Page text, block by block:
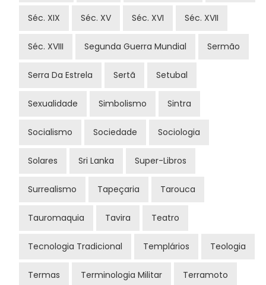
Séc. XIX Séc. XV Séc. XVI Séc. XVII
Séc. XVIII Segunda Guerra Mundial Sermão
Serra Da Estrela Sertã Setubal
Sexualidade Simbolismo Sintra
Socialismo Sociedade Sociologia
Solares Sri Lanka Super-Libros
Surrealismo Tapeçaria Tarouca
Tauromaquia Tavira Teatro
Tecnologia Tradicional Templários Teologia
Termas Terminologia Militar Terramoto